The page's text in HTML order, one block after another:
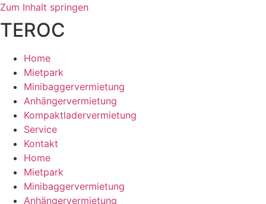
Zum Inhalt springen
TEROC
Home
Mietpark
Minibaggervermietung
Anhängervermietung
Kompaktladervermietung
Service
Kontakt
Home
Mietpark
Minibaggervermietung
Anhängervermietung